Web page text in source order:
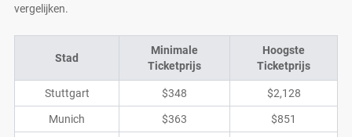
vergelijken.
Stad
Minimale
Ticketprijs
Hoogste
Ticketprijs
Stuttgart $348 $2,128
Munich $363 $851